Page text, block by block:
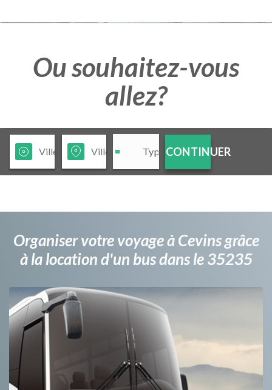
Ou souhaitez-vous
allez?
CONTINUER
Organiser votre voyage à Cevins grâce
à la location d'un bus dans le 35235